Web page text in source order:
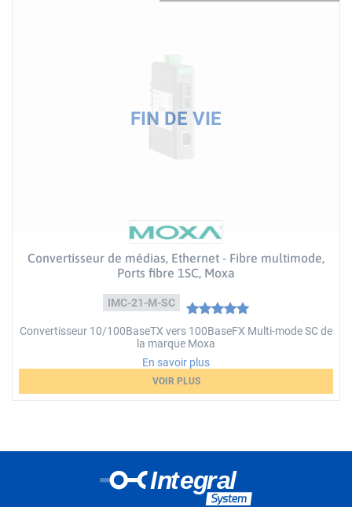
Convertisseur de médias, Ethernet - Fibre multimode,
Ports fibre 1SC, Moxa
IMC-21-M-SC
Convertisseur 10/100BaseTX vers 100BaseFX Multi-mode SC de
la marque Moxa
En savoir plus
VOIR PLUS